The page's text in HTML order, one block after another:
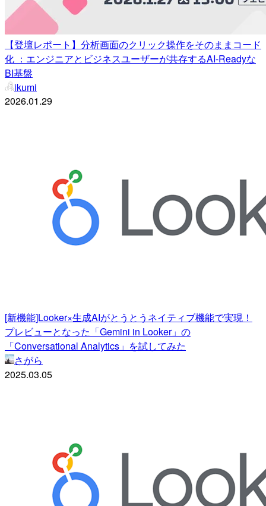
【登壇レポート】分析画面のクリック操作をそのままコード
化 ：エンジニアとビジネスユーザーが共存するAI-Readyな
BI基盤
ikumi
2026.01.29
[新機能]Looker×生成AIがとうとうネイティブ機能で実現！
プレビューとなった「Gemini in Looker」の
「Conversational Analytics」を試してみた
さがら
2025.03.05